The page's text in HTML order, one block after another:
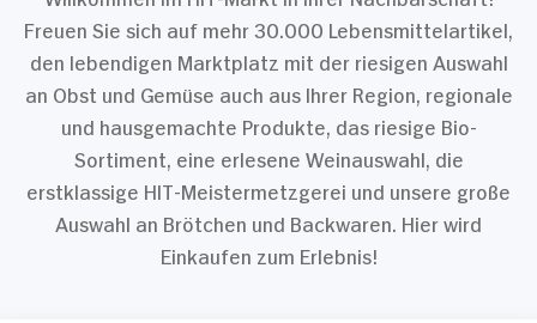
Freuen Sie sich auf mehr 30.000 Lebensmittelartikel,
den lebendigen Marktplatz mit der riesigen Auswahl
an Obst und Gemüse auch aus Ihrer Region, regionale
und hausgemachte Produkte, das riesige Bio-
Sortiment, eine erlesene Weinauswahl, die
erstklassige HIT-Meistermetzgerei und unsere große
Auswahl an Brötchen und Backwaren. Hier wird
Einkaufen zum Erlebnis!